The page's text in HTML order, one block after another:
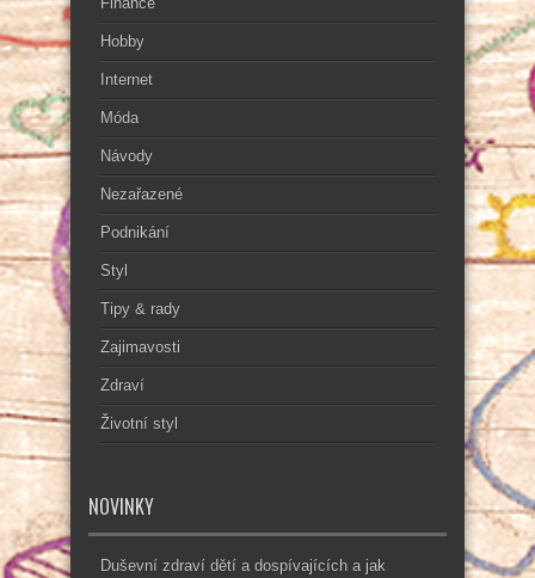
Hobby
Internet
Móda
Návody
Nezařazené
Podnikání
Styl
Tipy & rady
Zajimavosti
Zdraví
Životní styl
NOVINKY
Duševní zdraví dětí a dospívajících a jak